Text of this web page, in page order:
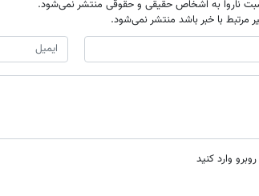
ناروا به اشخاص حقیقی و حقوقی منتشر نمی‌شود.
مرتبط با خبر باشد منتشر نمی‌شود.
وارد کنید